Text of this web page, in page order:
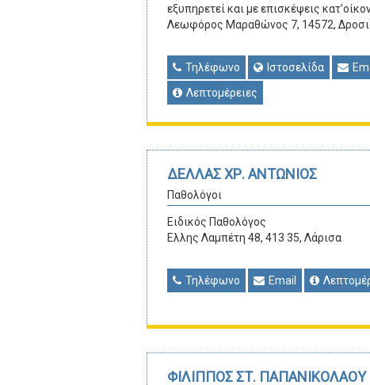
εξυπηρετεί και με επισκέψεις
Λεωφόρος Μαραθώνος 7, 14572,
Τηλέφωνο Ιστοσελίδα
Λεπτομέρειες
ΔΕΛΛΑΣ ΧΡ. ΑΝΤΩΝΙΟΣ
Παθολόγοι
Ειδικός Παθολόγος
Ελλης Λαμπέτη 48, 413 35, Λάρισα
Τηλέφωνο Email
ΦΙΛΙΠΠΟΣ ΣΤ. ΠΑΠΑΝΙΚΟΛΑΟΥ